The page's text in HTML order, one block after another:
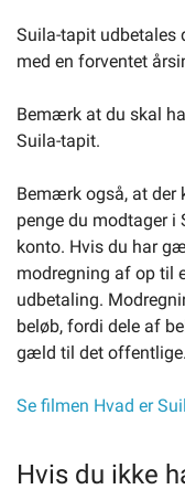
Suila-tapit udbetales
med en forventet
Bemærk at du skal
Suila-tapit.
Bemærk også, at der
penge du modtager i
konto. Hvis du har
modregning af op til
udbetaling.
beløb, fordi dele af
gæld til det offentlige.
Se filmen Hvad er
Hvis du ikke